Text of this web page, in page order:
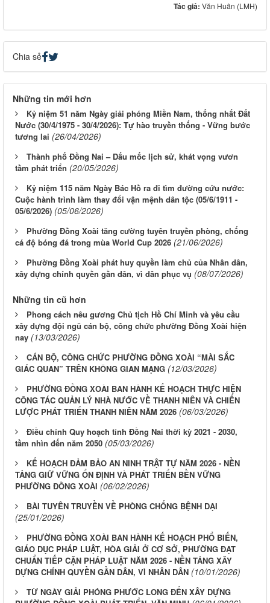
Tác giả: Văn Huân (LMH)
Chia sẻ
Những tin mới hơn
Kỷ niệm 51 năm Ngày giải phóng Miền Nam, thống nhất Đất
Nước (30/4/1975 - 30/4/2026): Tự hào truyền thống - Vững bước
tương lai (26/04/2026)
Thành phố Đồng Nai – Dấu mốc lịch sử, khát vọng vươn
tầm phát triển (20/05/2026)
Kỷ niệm 115 năm Ngày Bác Hồ ra đi tìm đường cứu nước:
Cuộc hành trình làm thay đổi vận mệnh dân tộc (05/6/1911 -
05/6/2026) (05/06/2026)
Phường Đồng Xoài tăng cường tuyên truyền phòng, chống
cá độ bóng đá trong mùa World Cup 2026 (21/06/2026)
Phường Đồng Xoài phát huy quyền làm chủ của Nhân dân,
xây dựng chính quyền gần dân, vì dân phục vụ (08/07/2026)
Những tin cũ hơn
Phong cách nêu gương Chủ tịch Hồ Chí Minh và yêu cầu
xây dựng đội ngũ cán bộ, công chức phường Đồng Xoài hiện
nay (13/03/2026)
CÁN BỘ, CÔNG CHỨC PHƯỜNG ĐỒNG XOÀI “MÀI SẮC
GIÁC QUAN” TRÊN KHÔNG GIAN MẠNG (12/03/2026)
PHƯỜNG ĐỒNG XOÀI BAN HÀNH KẾ HOẠCH THỰC HIỆN
CÔNG TÁC QUẢN LÝ NHÀ NƯỚC VỀ THANH NIÊN VÀ CHIẾN
LƯỢC PHÁT TRIỂN THANH NIÊN NĂM 2026 (06/03/2026)
Điều chỉnh Quy hoạch tỉnh Đồng Nai thời kỳ 2021 - 2030,
tầm nhìn đến năm 2050 (05/03/2026)
KẾ HOẠCH ĐẢM BẢO AN NINH TRẬT TỰ NĂM 2026 - NỀN
TẢNG GIỮ VỮNG ỔN ĐỊNH VÀ PHÁT TRIỂN BỀN VỮNG
PHƯỜNG ĐỒNG XOÀI (06/02/2026)
BÀI TUYÊN TRUYỀN VỀ PHÒNG CHỐNG BỆNH DẠI
(25/01/2026)
PHƯỜNG ĐỒNG XOÀI BAN HÀNH KẾ HOẠCH PHỔ BIẾN,
GIÁO DỤC PHÁP LUẬT, HÒA GIẢI Ở CƠ SỞ, PHƯỜNG ĐẠT
CHUẨN TIẾP CẬN PHÁP LUẬT NĂM 2026 - NỀN TẢNG XÂY
DỰNG CHÍNH QUYỀN GẦN DÂN, VÌ NHÂN DÂN (10/01/2026)
TỪ NGÀY GIẢI PHÓNG PHƯỚC LONG ĐẾN XÂY DỰNG